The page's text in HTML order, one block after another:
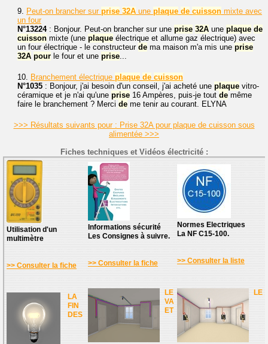
9. Peut-on brancher sur prise 32A une plaque de cuisson mixte avec
un four
N°13224: Bonjour. Peut-on brancher sur une prise 32A une plaque de
cuisson mixte (une plaque électrique et allume gaz électrique) avec
un four électrique - le constructeur de ma maison m'a mis une prise
32A pour le four et une prise...
10. Branchement électrique plaque de cuisson
N°1035 : Bonjour, j'ai besoin d'un conseil, j'ai acheté une plaque vitro-
céramique et je n'ai qu'une prise 16 Ampères, puis-je tout de même
faire le branchement ? Merci de me tenir au courant. ELYNA
>>> Résultats suivants pour : Prise 32A pour plaque de cuisson sous
alimentée >>>
Fiches techniques et Vidéos électricité :
Utilisation d'un
multimètre
>> Consulter la fiche
Informations sécurité
Les Consignes à suivre.
>> Consulter la fiche
Normes Electriques
La NF C15-100.
>> Consulter la liste
LA
FIN
DES
LE
VA
ET
LE